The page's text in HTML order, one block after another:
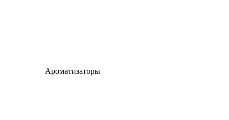
Ароматизаторы